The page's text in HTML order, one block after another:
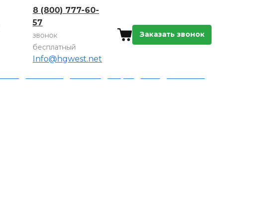
8 (800) 777-60-
57
звонок
бесплатный
Info@hgwest.net
Заказать звонок